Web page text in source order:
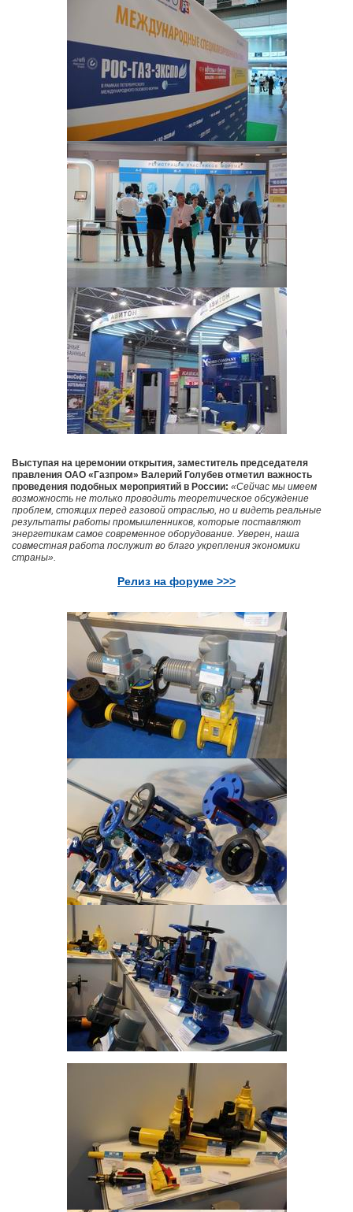
Выступая на церемонии открытия, заместитель председателя
правления ОАО «Газпром» Валерий Голубев отметил важность
проведения подобных мероприятий в России: «Сейчас мы имеем
возможность не только проводить теоретическое обсуждение
проблем, стоящих перед газовой отраслью, но и видеть реальные
результаты работы промышленников, которые поставляют
энергетикам самое современное оборудование. Уверен, наша
совместная работа послужит во благо укрепления экономики
страны».
Релиз на форуме >>>